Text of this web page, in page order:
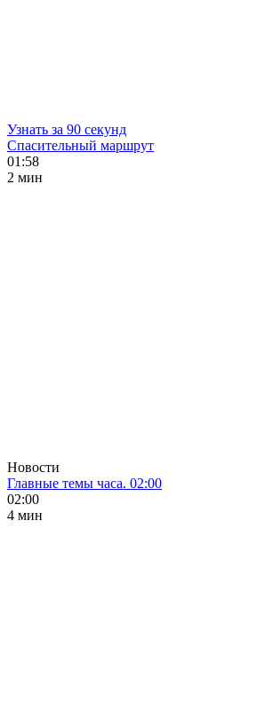
Узнать за 90 секунд
Спасительный маршрут
01:58
2 мин
Новости
Главные темы часа. 02:00
02:00
4 мин